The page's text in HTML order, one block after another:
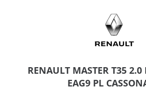
RENAULT MASTER T35 2.0
EAG9 PL